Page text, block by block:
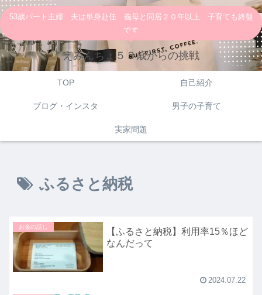
53歳パート主婦 夫は単身赴任 義母と同居２０年以上 子育ても終盤
です
えみんちょ５３歳からの挑戦
TOP 自己紹介
ブログ・インスタ 男子の子育て
実家問題
ふるさと納税
お金の話し
【ふるさと納税】利用率15％ほど
なんだって
2024.07.22